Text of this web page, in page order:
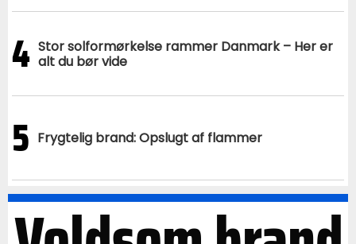
4 Stor solformørkelse rammer Danmark – Her er
alt du bør vide
5 Frygtelig brand: Opslugt af flammer